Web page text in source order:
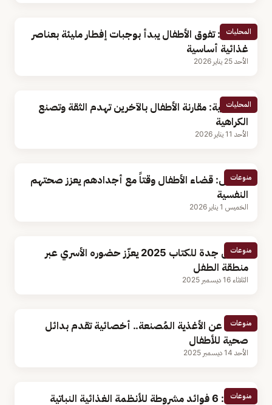
المحليات
الصحة: تفوق الأطفال يبدأ بوجبات إفطار مليئة بعناصر
غذائية أساسية
الأحد 25 يناير 2026
المحليات
أخصائية: مقارنة الأطفال بالآخرين تهدم الثقة وتصنع
الكراهية
الأحد 11 يناير 2026
منوعات
مختص: قضاء الأطفال وقتاً مع أجدادهم يعزز صحتهم
النفسية
الخميس 1 يناير 2026
منوعات
معرض جدة للكتاب 2025 يعزّز حضوره الأسري عبر
منطقة الطفل
الثلاثاء 16 ديسمبر 2025
منوعات
عوضًا عن الأغذية المُصنعة.. أخصائية تقدم بدائل
صحية للأطفال
الأحد 14 ديسمبر 2025
منوعات
دراسة: 6 فوائد مشروطة للأنظمة الغذائية النباتية